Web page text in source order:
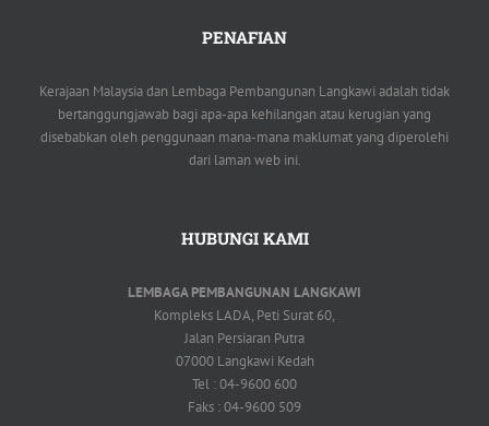
PENAFIAN
Kerajaan Malaysia dan Lembaga Pembangunan Langkawi adalah tidak
bertanggungjawab bagi apa-apa kehilangan atau kerugian yang
disebabkan oleh penggunaan mana-mana maklumat yang diperolehi
dari laman web ini.
HUBUNGI KAMI
LEMBAGA PEMBANGUNAN LANGKAWI
Kompleks LADA, Peti Surat 60,
Jalan Persiaran Putra
07000 Langkawi Kedah
Tel : 04-9600 600
Faks : 04-9600 509